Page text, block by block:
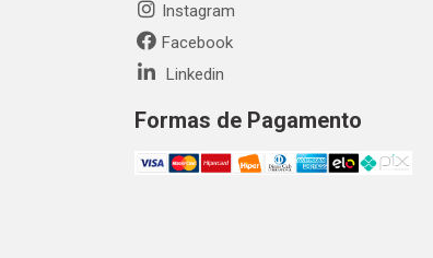
Instagram
Facebook
Linkedin
Formas de Pagamento